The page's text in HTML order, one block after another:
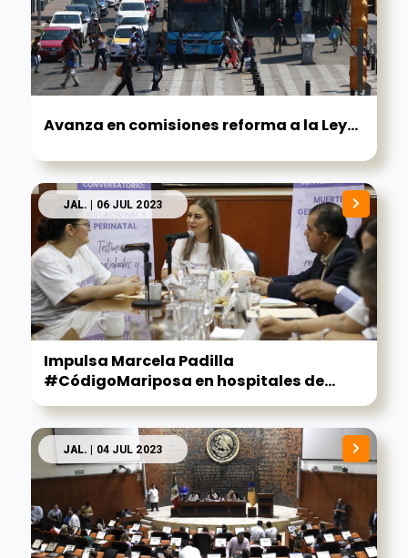
Avanza en comisiones reforma a la Ley...
JAL. | 06 JUL 2023
Impulsa Marcela Padilla
#CódigoMariposa en hospitales de...
JAL. | 04 JUL 2023